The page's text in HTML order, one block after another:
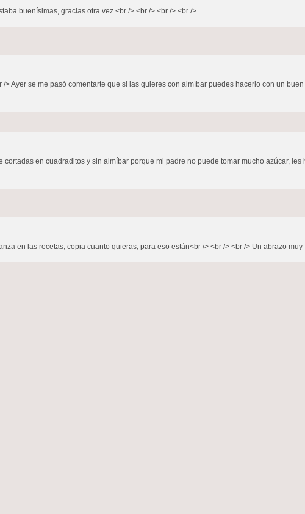
buenísimas, gracias otra vez.<br /> <br /> <br /> <br />
Ayer se me pasó comentarte que si las quieres con almíbar puedes hacerlo con un
en cuadraditos y sin almíbar porque mi padre no puede tomar mucho azúcar, les
en las recetas, copia cuanto quieras, para eso están<br /> <br /> <br /> Un abrazo muy